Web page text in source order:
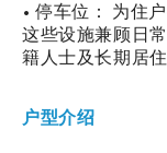
• 停车位： 为住
这些设施兼顾日
籍人士及长期居住
户型介绍